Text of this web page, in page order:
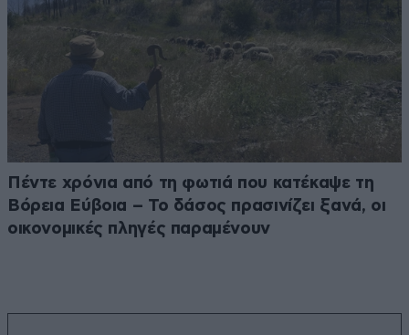
Πέντε χρόνια από τη φωτιά που κατέκαψε τη
Βόρεια Εύβοια – Το δάσος πρασινίζει ξανά, οι
οικονομικές πληγές παραμένουν